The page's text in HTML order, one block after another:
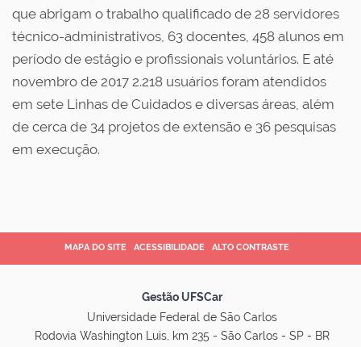
que abrigam o trabalho qualificado de 28 servidores
técnico-administrativos, 63 docentes, 458 alunos em
período de estágio e profissionais voluntários. E até
novembro de 2017 2.218 usuários foram atendidos
em sete Linhas de Cuidados e diversas áreas, além
de cerca de 34 projetos de extensão e 36 pesquisas
em execução.
MAPA DO SITE ACESSIBILIDADE ALTO CONTRASTE
Gestão UFSCar
Universidade Federal de São Carlos
Rodovia Washington Luis, km 235 - São Carlos - SP - BR